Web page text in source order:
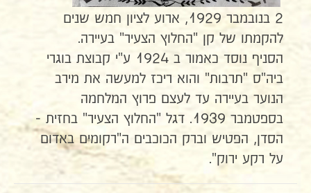
2 בנובמבר 1929, ארוע לציון חמש שנים
להקמתו של קן "החלוץ הצעיר" בעיירה.
הסניף נוסד כאמור ב 1924 ע"י קבוצת בוגרי
ביה"ס "תרבות" והוא ריכז למעשה את מירב
הנוער בעיירה עד לעצם פרוץ המלחמה
בספטמבר 1939. דגל "החלוץ הצעיר" בחזית -
הסדן, הפטיש וברק הכוכבים ה"רקומים באדום
על רקע ירוק".